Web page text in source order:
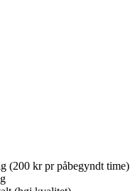
(200 kr pr påbegyndt time)